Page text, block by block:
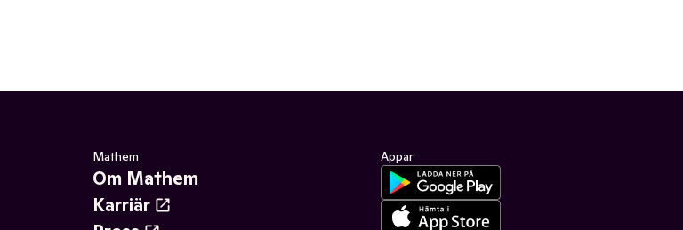
Mathem
Om Mathem
Karriär
Appar